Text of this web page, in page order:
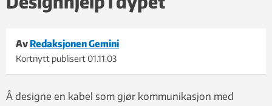
Av Redaksjonen Gemini
Kortnytt publisert01.11.03
Å designe en kabel som gjør kommunikasjon med